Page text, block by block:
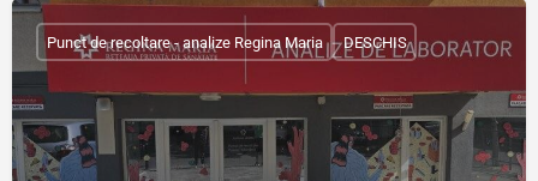
Punct de recoltare - analize Regina Maria DESCHIS